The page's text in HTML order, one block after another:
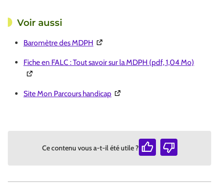
Voir aussi
Baromètre des MDPH (Ouverture dans une nouvelle fenêtre)
Fiche en FALC : Tout savoir sur la MDPH (pdf, 1,04 Mo)
Site Mon Parcours handicap (Ouverture dans une nouvelle
Ce contenu vous a-t-il été utile ?